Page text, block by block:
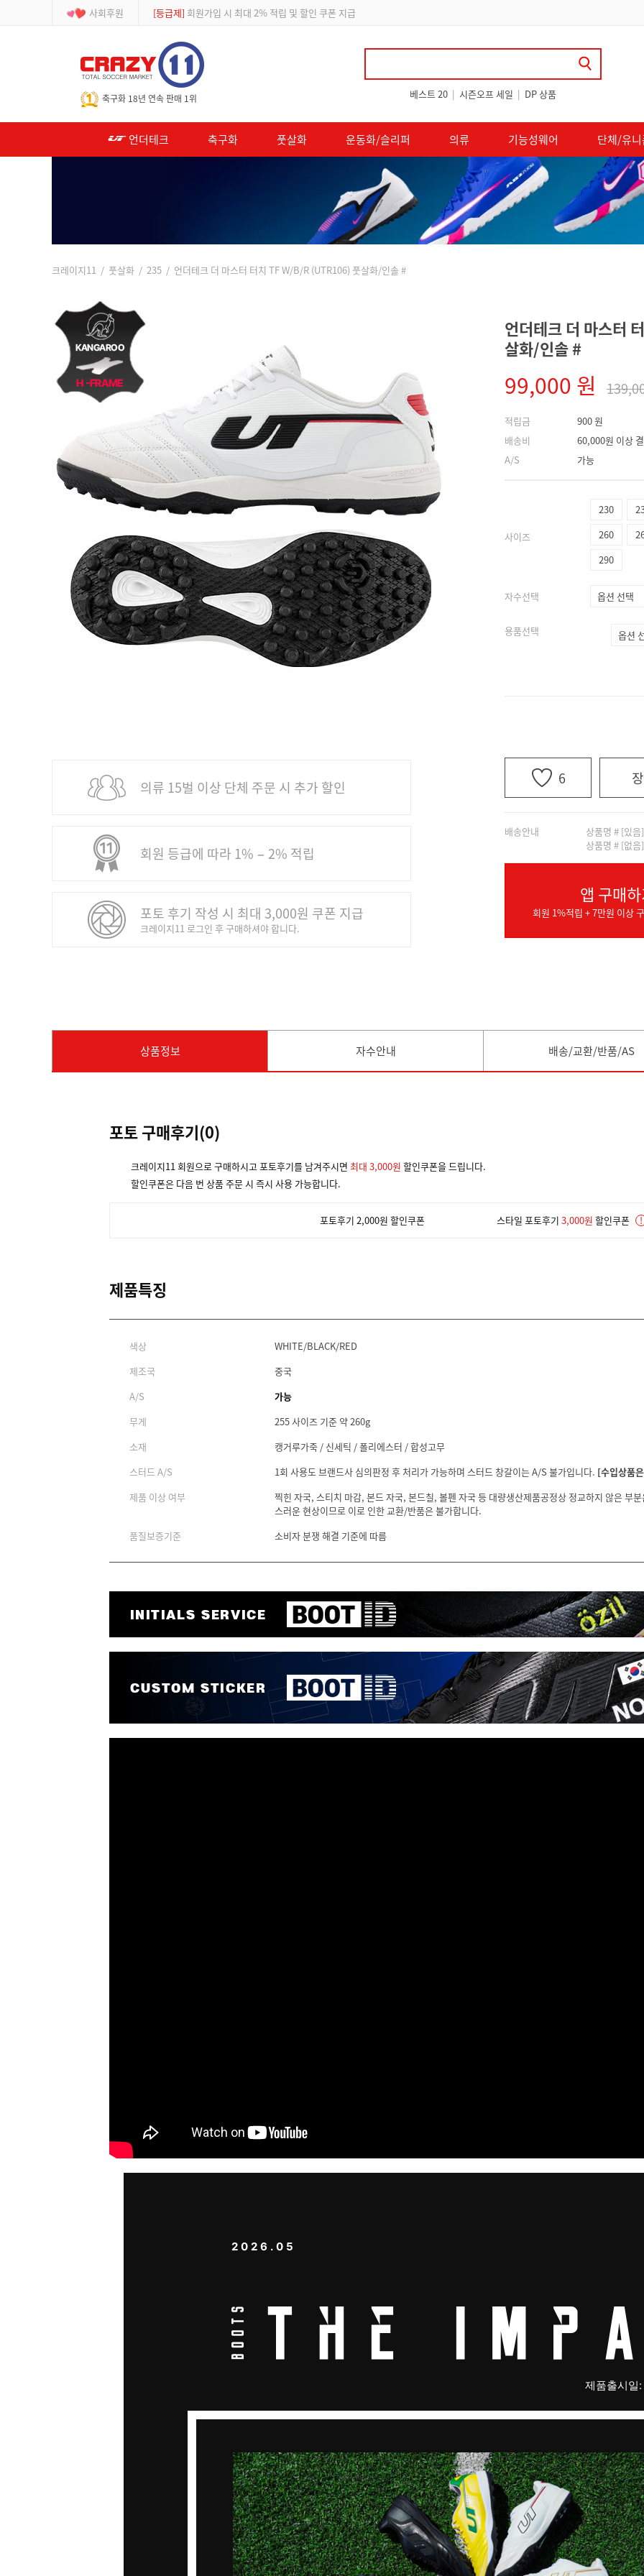
사회후원 [이벤트] APP 주문 시 적립금 500원 추가적립
축구화 18년 연속 판매 1위 베스트 20 | 시즌오프 세일 | DP 상품
언더테크 축구화 풋살화 운동화/슬리퍼 의류 기능성웨어 단체/유
크레이지11 / 풋살화 / 235 / 언더테크 더 마스터 터치 TF W/B/R (UTR106) 풋살화/인솔 #
의류 15벌 이상 단체 주문 시 추가 할인
회원 등급에 따라 1% − 2% 적립
포토 후기 작성 시 최대 3,000원 쿠폰 지급
크레이지11 로그인 후 구매하셔야 합니다.
언더테크 더 마스터
살화/인솔 #
99,000 원
적립금
배송비
A/S
900 원
60,000원 이상
가능
사이즈
230
260
290
자수선택
용품선택
6
배송안내
상품명 # [있
상품명 # [없
앱 구매
회원 1%적립 + 7만원 이상
상품정보 자수안내 배송/교환/반품/AS
포토 구매후기(0)
크레이지11 회원으로 구매하시고 포토후기를 남겨주시면 최대 3,000원 할인쿠폰을 드립니다.
할인쿠폰은 다음 번 상품 주문 시 즉시 사용 가능합니다.
포토후기 2,000원 할인쿠폰 스타일 포토후기 3,000원 할인쿠폰 !
제품특징
색상
WHITE/BLACK/RED
제조국
중국
A/S
가능
무게
255 사이즈 기준 약 260g
소재
캥거루가죽 / 신세틱 / 폴리에스터 / 합성고무
스터드 A/S
1회 사용도 브랜드사 심의판정 후 처리가 가능하며 스터드 창갈이는 A/S 불가입니다. [수입상품
제품 이상 여부
찍힌 자국, 스티치 마감, 본드 자국, 본드칠, 볼펜 자국 등 대량생산제품공정상 정교하지 않은 부
스러운 현상이므로 이로 인한 교환/반품은 불가합니다.
품질보증기준
소비자 분쟁 해결 기준에 따름
2026.05
제품출시일